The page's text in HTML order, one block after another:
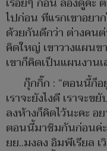
ไปก่อน ทีแรกเขาอยา
ด้วยกันดีกว่า ต่างคน
คิดใหญ่ เขาวางแผนข
เขาก็คิดเป็นแผนงาน
กุ๊กกิ๊ก : “ตอนนี้ก็อ
เราจะยังไงดี เราจะ
ลงห้างก็คิดไว้นะคะ
ตอนนี้มาชิมกันก่อนค่
ยย..มงลง อิมพีเรียล